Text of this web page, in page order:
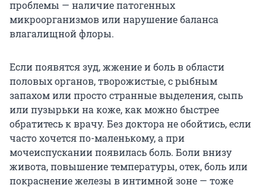
проблемы — наличие патогенных
микроорганизмов или нарушение баланса
влагалищной флоры.
Если появятся зуд, жжение и боль в области
половых органов, творожистые, с рыбным
запахом или просто странные выделения, сыпь
или пузырьки на коже, как можно быстрее
обратитесь к врачу. Без доктора не обойтись, если
часто хочется по-маленькому, а при
мочеиспускании появилась боль. Боли внизу
живота, повышение температуры, отек, боль или
покраснение железы в интимной зоне — тоже